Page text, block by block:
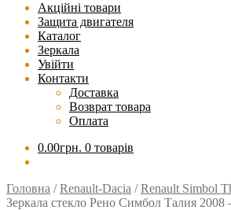
Акційні товари
Защита двигателя
Каталог
Зеркала
Увійти
Контакти
Доставка
Возврат товара
Оплата
0.00грн. 0 товарів
Головна /Renault-Dacia /Renault Simbol
Зеркала стекло Рено Симбол Талия 2008